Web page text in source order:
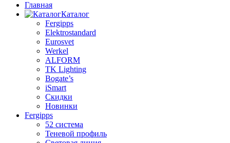
Главная
Каталог
Fergipps
Elektrostandard
Eurosvet
Werkel
ALFORM
TK Lighting
Bogate’s
iSmart
Скидки
Новинки
Fergipps
52 система
Теневой профиль